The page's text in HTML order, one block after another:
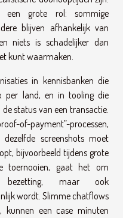
een grote rol: sommige
blijven afhankelijk van
niets is schadelijker dan
kunt waarmaken.
in kennisbanken die
per land, en in tooling die
status van een transactie.
of-payment”-processen,
screenshots moet
bijvoorbeeld tijdens grote
toernooien, gaat het om
bezetting, maar ook
wordt. Slimme chatflows
kunnen een case minuten